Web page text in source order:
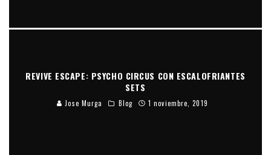
REVIVE ESCAPE: PSYCHO CIRCUS CON ESCALOFRIANTES
SETS
Jose Murga Blog 1 noviembre, 2019